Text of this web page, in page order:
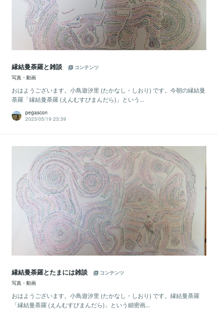
縁結曼荼羅と雑談
コンテンツ
写真・動画
おはようございます。小鳥遊汐里 (たかなし・しおり) です。今朝の縁結曼
荼羅「縁結曼荼羅 (えんむすびまんだら)」という...
pegascon
2023/05/19 23:39
縁結曼荼羅とたまには雑談
コンテンツ
写真・動画
おはようございます。小鳥遊汐里 (たかなし・しおり) です。縁結曼荼羅
「縁結曼荼羅 (えんむすびまんだら)」という細密画...